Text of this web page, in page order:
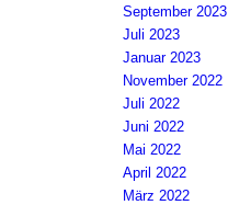
September 2023
Juli 2023
Januar 2023
November 2022
Juli 2022
Juni 2022
Mai 2022
April 2022
März 2022